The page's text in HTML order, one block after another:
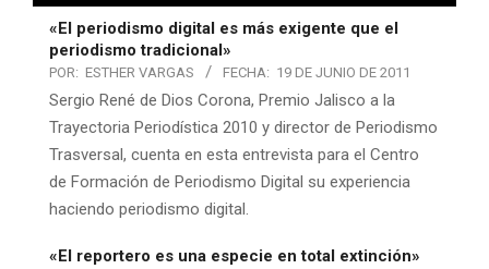
«El periodismo digital es más exigente que el
periodismo tradicional»
POR: ESTHER VARGAS FECHA: 19 DE JUNIO DE 2011
Sergio René de Dios Corona, Premio Jalisco a la
Trayectoria Periodística 2010 y director de Periodismo
Trasversal, cuenta en esta entrevista para el Centro
de Formación de Periodismo Digital su experiencia
haciendo periodismo digital.
«El reportero es una especie en total extinción»